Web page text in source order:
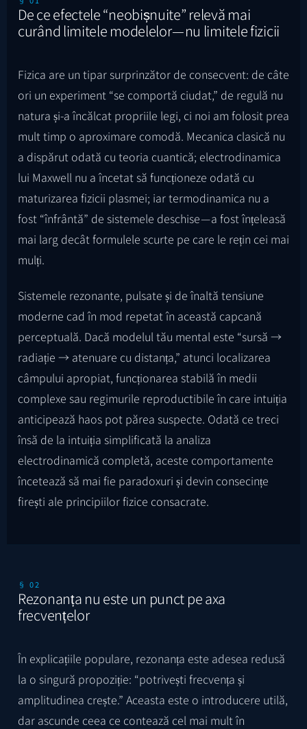
De ce efectele “neobișnuite” relevă mai
curând limitele modelelor — nu limitele fizicii
Fizica are un tipar surprinzător de consecvent: de câte
ori un experiment “se comportă ciudat,” de regulă nu
natura și-a încălcat propriile legi, ci noi am folosit prea
mult timp o aproximare comodă. Mecanica clasică nu
a dispărut odată cu teoria cuantică; electrodinamica
lui Maxwell nu a încetat să funcționeze odată cu
maturizarea fizicii plasmei; iar termodinamica nu a
fost “înfrântă” de sistemele deschise — a fost înțeleasă
mai larg decât formulele scurte pe care le rețin cei mai
mulți.
Sistemele rezonante, pulsate și de înaltă tensiune
moderne cad în mod repetat în această capcană
perceptuală. Dacă modelul tău mental este “sursă →
radiație → atenuare cu distanța,” atunci localizarea
câmpului apropiat, funcționarea stabilă în medii
complexe sau regimurile reproductibile în care intuiția
anticipează haos pot părea suspecte. Odată ce treci
însă de la intuiția simplificată la analiza
electrodinamică completă, aceste comportamente
încetează să mai fie paradoxuri și devin consecințe
firești ale principiilor fizice consacrate.
§ 02
Rezonanța nu este un punct pe axa
frecvențelor
În explicațiile populare, rezonanța este adesea redusă
la o singură propoziție: “potrivești frecvența și
amplitudinea crește.” Aceasta este o introducere utilă,
dar ascunde ceea ce contează cel mai mult în